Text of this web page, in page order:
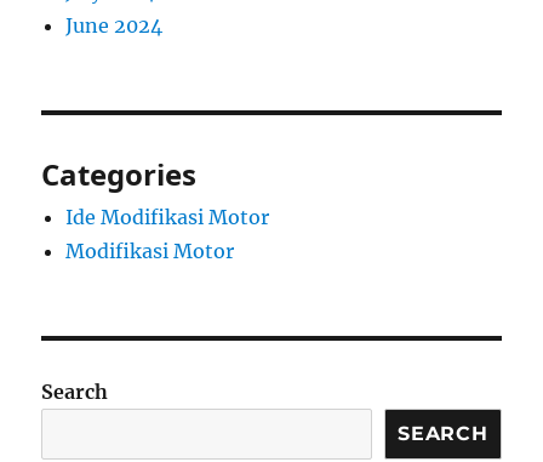
June 2024
Categories
Ide Modifikasi Motor
Modifikasi Motor
Search
SEARCH